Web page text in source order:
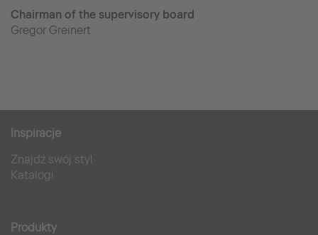
Chairman of the supervisory board
Gregor Greinert
Inspiracje
Znajdź swój styl
Katalogi
Produkty